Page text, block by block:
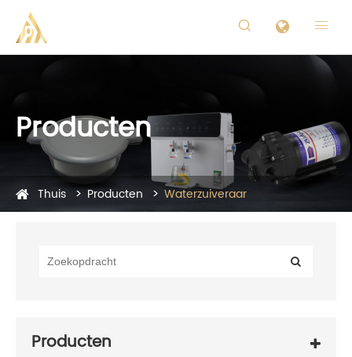
 
Producten
Thuis Producten Waterzuiveraar
Producten